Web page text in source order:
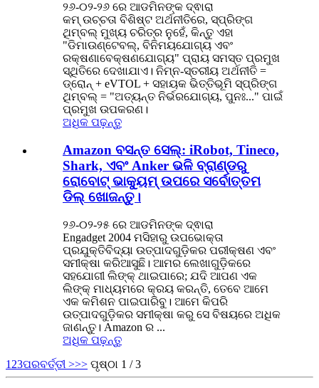
୨୬-୦୨-୨୬ ରେ ଆଡମିନଙ୍କ ଦ୍ଵାରା
କମ୍ ଉଚ୍ଚତା ବିଶିଷ୍ଟ ଅର୍ଥନୀତିରେ, ସ୍ପ୍ରିଙ୍ଗ
ଥିମ୍ବଲ୍ ମୁଖ୍ୟ ଚରିତ୍ର ନୁହେଁ, କିନ୍ତୁ ଏହା
"ଡିମାଉଣ୍ଟେବଲ୍, ବିନିମୟଯୋଗ୍ୟ ଏବଂ
ରକ୍ଷଣାବେକ୍ଷଣଯୋଗ୍ୟ" ପ୍ରାୟ ସମସ୍ତ ପ୍ରମୁଖ
ସ୍ଥିତିରେ ଦେଖାଯାଏ। ନିମ୍ନ-ସ୍ତରୀୟ ଅର୍ଥନୀତି =
ଡ୍ରୋନ୍ + eVTOL + ସହାୟକ ଭିତ୍ତିଭୂମି ସ୍ପ୍ରିଙ୍ଗ
ଥିମ୍ବଲ୍ = "ଅତ୍ୟନ୍ତ ନିର୍ଭରଯୋଗ୍ୟ, ପୁନଃ..." ପାଇଁ
ପ୍ରମୁଖ ଉପକରଣ।
ଅଧିକ ପଢ଼ନ୍ତୁ
Amazon ବସନ୍ତ ସେଲ୍: iRobot, Tineco,
Shark, ଏବଂ Anker ଭଳି ବ୍ରାଣ୍ଡରୁ
ରୋବୋଟ୍ ଭାକ୍ୟୁମ୍ ଉପରେ ସର୍ବୋତ୍ତମ
ଡିଲ୍ ଖୋଜନ୍ତୁ।
୨୬-୦୨-୨୫ ରେ ଆଡମିନଙ୍କ ଦ୍ଵାରା
Engadget 2004 ମସିହାରୁ ଉପଭୋକ୍ତା
ପ୍ରଯୁକ୍ତିବିଦ୍ୟା ଉତ୍ପାଦଗୁଡ଼ିକର ପରୀକ୍ଷଣ ଏବଂ
ସମୀକ୍ଷା କରିଆସୁଛି। ଆମର ଲେଖାଗୁଡ଼ିକରେ
ସହଯୋଗୀ ଲିଙ୍କ୍ ଥାଇପାରେ; ଯଦି ଆପଣ ଏକ
ଲିଙ୍କ୍ ମାଧ୍ୟମରେ କ୍ରୟ କରନ୍ତି, ତେବେ ଆମେ
ଏକ କମିଶନ ପାଇପାରିବୁ। ଆମେ କିପରି
ଉତ୍ପାଦଗୁଡ଼ିକର ସମୀକ୍ଷା କରୁ ସେ ବିଷୟରେ ଅଧିକ
ଜାଣନ୍ତୁ। Amazon ର ...
ଅଧିକ ପଢ଼ନ୍ତୁ
1 23ପରବର୍ତ୍ତୀ >>> ପୃଷ୍ଠା 1 / 3